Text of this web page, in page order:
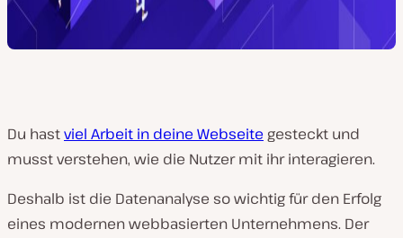
Du hastviel Arbeit in deine Webseite gesteckt und
musst verstehen, wie die Nutzer mit ihr interagieren.
Deshalb ist die Datenanalyse so wichtig für den Erfolg
eines modernen webbasierten Unternehmens. Der